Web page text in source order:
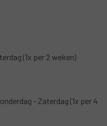
(1x per 2 weken)
- Zaterdag (1x per 4